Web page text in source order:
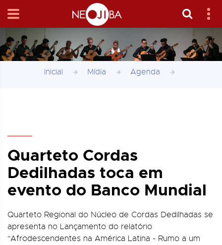
Inicial Mídia Agenda
Quarteto Cordas
Dedilhadas toca em
evento do Banco Mundial
Quarteto Regional do Núcleo de Cordas Dedilhadas se
apresenta no Lançamento do relatório
"Afrodescendentes na América Latina - Rumo a um